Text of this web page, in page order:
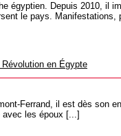
égyptien. Depuis 2010, il
le pays. Manifestations,
en Égypte
Ferrand, il est dès son
avec les époux [...]